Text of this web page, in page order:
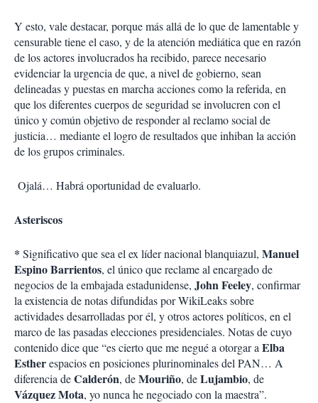
Y esto, vale destacar, porque más allá de lo que de lamentable y
censurable tiene el caso, y de la atención mediática que en razón
de los actores involucrados ha recibido, parece necesario
evidenciar la urgencia de que, a nivel de gobierno, sean
delineadas y puestas en marcha acciones como la referida, en
que los diferentes cuerpos de seguridad se involucren con el
único y común objetivo de responder al reclamo social de
justicia… mediante el logro de resultados que inhiban la acción
de los grupos criminales.
Ojalá… Habrá oportunidad de evaluarlo.
Asteriscos
* Significativo que sea el ex líder nacional blanquiazul, Manuel
Espino Barrientos, el único que reclame al encargado de
negocios de la embajada estadunidense, John Feeley, confirmar
la existencia de notas difundidas por WikiLeaks sobre
actividades desarrolladas por él, y otros actores políticos, en el
marco de las pasadas elecciones presidenciales. Notas de cuyo
contenido dice que “es cierto que me negué a otorgar a Elba
Estherespacios en posiciones plurinominales del PAN… A
diferencia deCalderón, deMouriño, deLujambio, de
Vázquez Mota, yo nunca he negociado con la maestra”.